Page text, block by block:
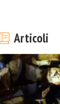
Articoli